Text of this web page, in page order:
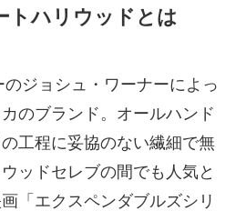
トハリウッドとは
ジョシュ・ワーナーによっ
のブランド。オールハンド
工程に妥協のない繊細で無
ッドセレブの間でも人気と
「エクスペンダブルズシリ